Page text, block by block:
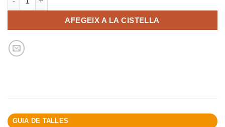
AFEGEIX A LA CISTELLA
GUIA DE TALLES